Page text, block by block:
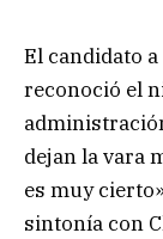
El candidato
reconoció el
dejan la vara
es muy
sintonía con